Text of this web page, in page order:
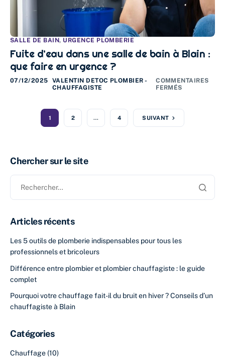
SALLE DE BAIN, URGENCE PLOMBERIE
Fuite d’eau dans une salle de bain à Blain :
que faire en urgence ?
07/12/2025
VALENTIN DETOC PLOMBIER -
CHAUFFAGISTE
COMMENTAIRES
FERMÉS
1 2 … 4 SUIVANT
Chercher sur le site
Articles récents
Les 5 outils de plomberie indispensables pour tous les
professionnels et bricoleurs
Différence entre plombier et plombier chauffagiste : le guide
complet
Pourquoi votre chauffage fait-il du bruit en hiver ? Conseils d’un
chauffagiste à Blain
Catégories
Chauffage (10)